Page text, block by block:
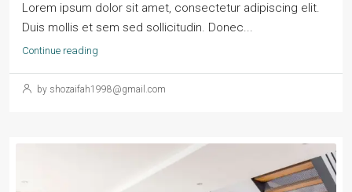
Lorem ipsum dolor sit amet, consectetur adipiscing elit.
Duis mollis et sem sed sollicitudin. Donec...
Continue reading
by shozaifah1998@gmail.com